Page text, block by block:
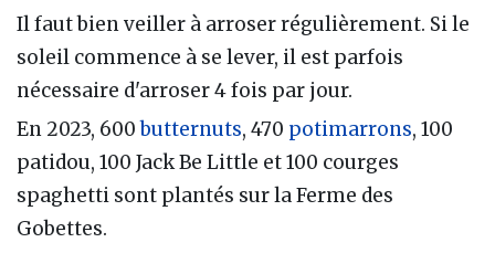
Il faut bien veiller à arroser régulièrement. Si le
soleil commence à se lever, il est parfois
nécessaire d'arroser 4 fois par jour.
En 2023, 600butternuts, 470 potimarrons, 100
patidou, 100 Jack Be Little et 100 courges
spaghetti sont plantés sur la Ferme des
Gobettes.